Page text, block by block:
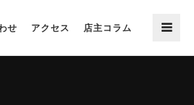
せ アクセス 店主コラム